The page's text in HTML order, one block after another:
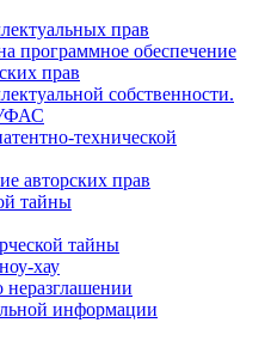
прав
программное обеспечение
прав
собственности.
технической
авторских прав
тайны
тайны
хау
информации